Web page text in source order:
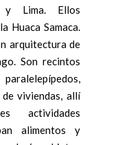
y Lima. Ellos
Huaca Samaca.
arquitectura de
Son recintos
viviendas, allí
actividades
alimentos y